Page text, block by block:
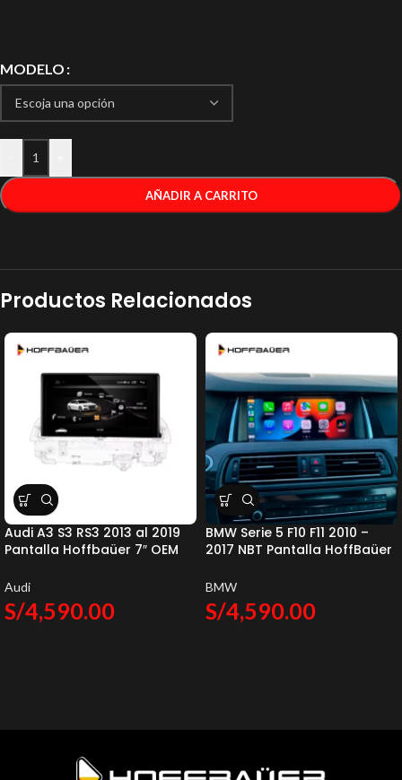
MODELO
AÑADIR A CARRITO
Productos Relacionados
Audi A3 S3 RS3 2013 al 2019
Pantalla Hoffbaüer 7″ OEM
Audi
S/4,590.00
BMW Serie 5 F10 F11 2010 –
2017 NBT Pantalla HoffBaüer
Android Auto Hoffmann &
Baüer
BMW
S/4,590.00